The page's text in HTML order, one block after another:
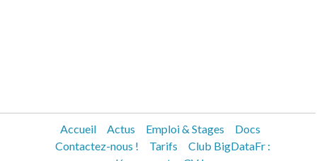
Accueil Actus Emploi & Stages
Docs
Contactez-nous !
Tarifs
Club BigDataFr :